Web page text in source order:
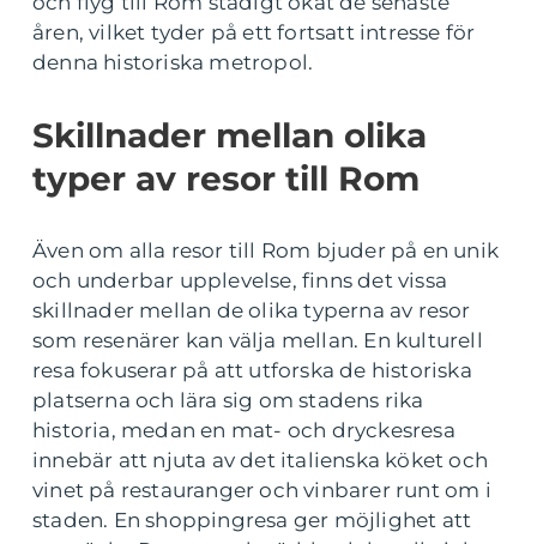
åren, vilket tyder på ett fortsatt intresse för
denna historiska metropol.
Skillnader mellan olika
typer av resor till Rom
Även om alla resor till Rom bjuder på en unik
och underbar upplevelse, finns det vissa
skillnader mellan de olika typerna av resor
som resenärer kan välja mellan. En kulturell
resa fokuserar på att utforska de historiska
platserna och lära sig om stadens rika
historia, medan en mat- och dryckesresa
innebär att njuta av det italienska köket och
vinet på restauranger och vinbarer runt om i
staden. En shoppingresa ger möjlighet att